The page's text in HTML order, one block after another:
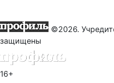
©2026.
защищены
16+